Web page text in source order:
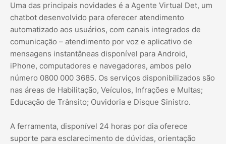
Uma das principais novidades é a Agente Virtual Det, um
chatbot desenvolvido para oferecer atendimento
automatizado aos usuários, com canais integrados de
comunicação – atendimento por voz e aplicativo de
mensagens instantâneas disponível para Android,
iPhone, computadores e navegadores, ambos pelo
número 0800 000 3685. Os serviços disponibilizados são
nas áreas de Habilitação, Veículos, Infrações e Multas;
Educação de Trânsito; Ouvidoria e Disque Sinistro.
A ferramenta, disponível 24 horas por dia oferece
suporte para esclarecimento de dúvidas, orientação